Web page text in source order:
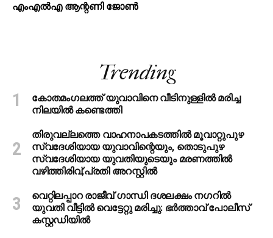
എംഎല്‍എ ആന്റണി ജോണ്‍
Trending
കോതമംഗലത്ത് യുവാവിനെ വീടിനുള്ളിൽ മരിച്ച
നിലയിൽ കണ്ടെത്തി
തിരുവല്ലത്തെ വാഹനാപകടത്തില്‍ മൂവാറ്റുപുഴ
സ്വദേശിയായ യുവാവിന്റെയും, തൊടുപുഴ
സ്വദേശിയായ യുവതിയുടെയും മരണത്തില്‍
വഴിത്തിരിവ്;പ്രതി അറസ്റ്റില്‍
വെറ്റിലപ്പാറ രാജീവ് ഗാന്ധി ദശലക്ഷം നഗറിൽ
യുവതി വീട്ടിൽ വെട്ടേറ്റു മരിച്ചു: ഭർത്താവ് പോലീസ്
കസ്റ്റഡിയിൽ